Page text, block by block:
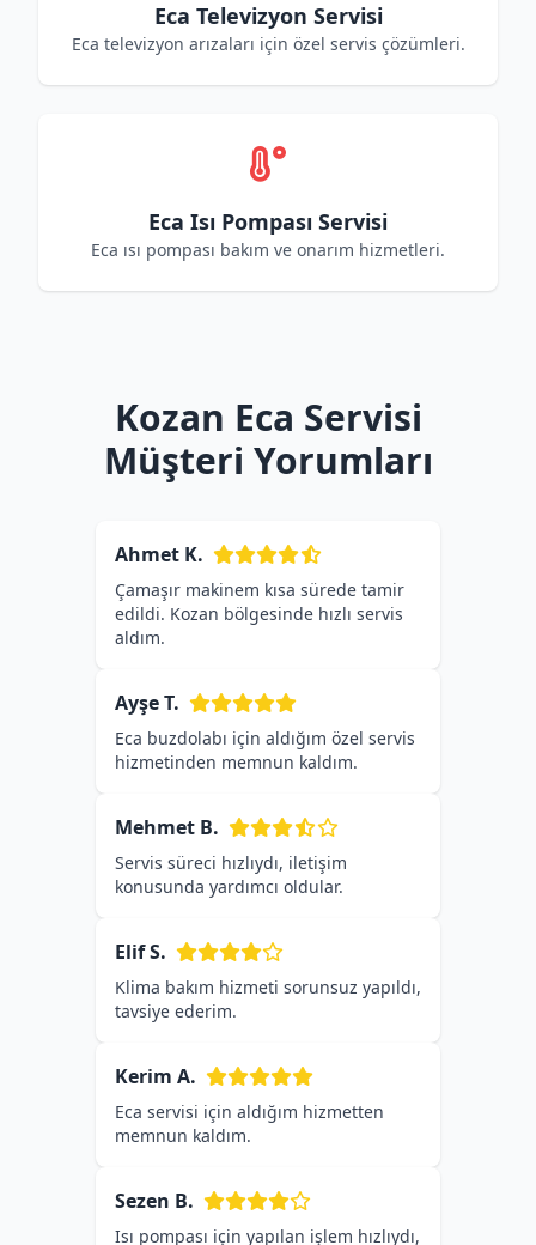
Eca Televizyon Servisi
Eca televizyon arızaları için özel servis çözümleri.
Eca Isı Pompası Servisi
Eca ısı pompası bakım ve onarım hizmetleri.
Kozan Eca Servisi
Müşteri Yorumları
Ahmet K.
Çamaşır makinem kısa sürede tamir
edildi. Kozan bölgesinde hızlı servis
aldım.
Ayşe T.
Eca buzdolabı için aldığım özel servis
hizmetinden memnun kaldım.
Mehmet B.
Servis süreci hızlıydı, iletişim
konusunda yardımcı oldular.
Elif S.
Klima bakım hizmeti sorunsuz yapıldı,
tavsiye ederim.
Kerim A.
Eca servisi için aldığım hizmetten
memnun kaldım.
Sezen B.
Isı pompası için yapılan işlem hızlıydı,